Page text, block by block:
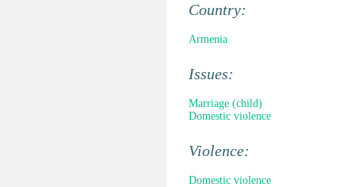
Country:
Armenia
Issues:
Marriage (child)
Domestic violence
Violence:
Domestic violence